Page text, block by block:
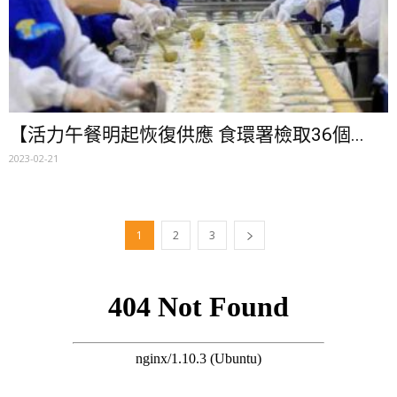
【活力午餐明起恢復供應 食環署檢取36個...
2023-02-21
1 2 3